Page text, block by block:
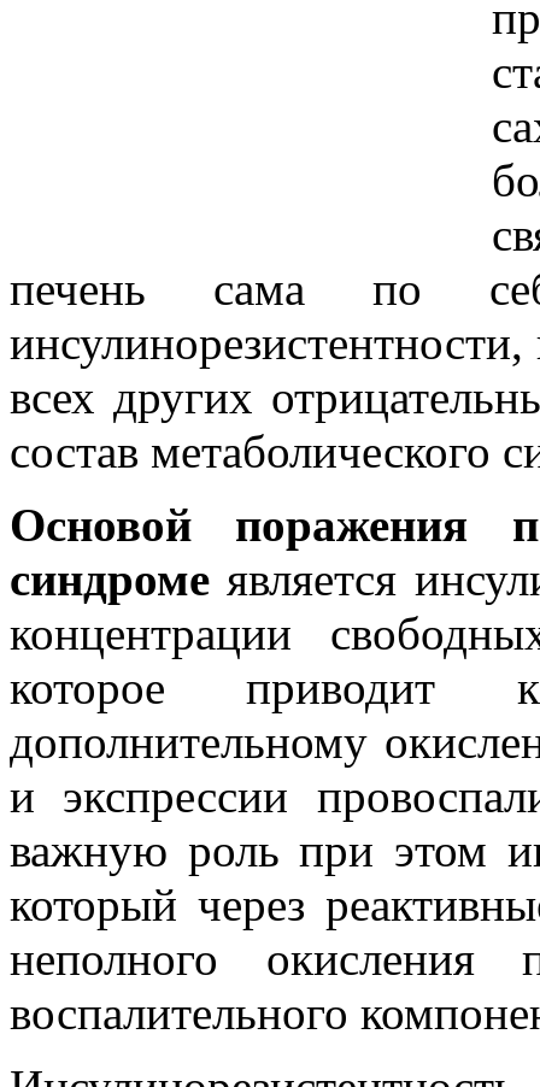
печень сама по
всех других
состав метаболического
Основой поражения
синдроме является
концентрации
которое приводит
дополнительному
и экспрессии
важную роль при этом
который через
неполного
воспалительного